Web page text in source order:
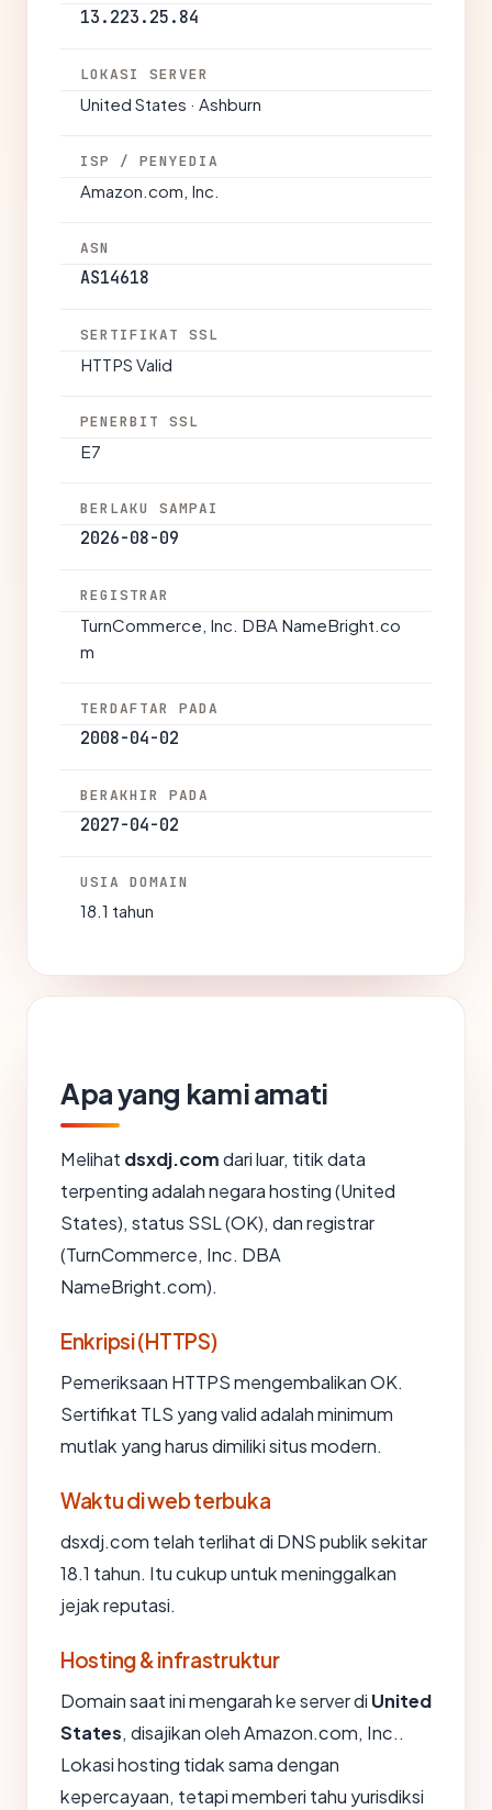
13.223.25.84
LOKASI SERVER
United States · Ashburn
ISP / PENYEDIA
Amazon.com, Inc.
ASN
AS14618
SERTIFIKAT SSL
HTTPS Valid
PENERBIT SSL
E7
BERLAKU SAMPAI
2026-08-09
REGISTRAR
TurnCommerce, Inc. DBA NameBright.co
m
TERDAFTAR PADA
2008-04-02
BERAKHIR PADA
2027-04-02
USIA DOMAIN
18.1 tahun
Apa yang kami amati
Melihat dsxdj.comdari luar, titik data
terpenting adalah negara hosting (United
States), status SSL (OK), dan registrar
(TurnCommerce, Inc. DBA
NameBright.com).
Enkripsi (HTTPS)
Pemeriksaan HTTPS mengembalikan OK.
Sertifikat TLS yang valid adalah minimum
mutlak yang harus dimiliki situs modern.
Waktu di web terbuka
dsxdj.com telah terlihat di DNS publik sekitar
18.1 tahun. Itu cukup untuk meninggalkan
jejak reputasi.
Hosting & infrastruktur
Domain saat ini mengarah ke server di United
States, disajikan oleh Amazon.com, Inc..
Lokasi hosting tidak sama dengan
kepercayaan, tetapi memberi tahu yurisdiksi